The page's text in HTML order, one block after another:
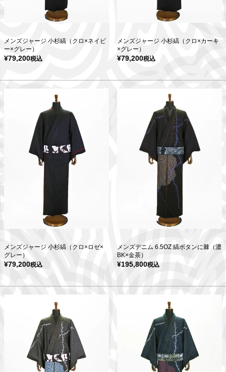
メンズジャージ 小杉縞（クロ×ネイビ
ー×グレー）
¥79,200税込
メンズジャージ 小杉縞（クロ×カーキ
×グレー）
¥79,200税込
メンズジャージ 小杉縞（クロ×ロゼ×
グレー）
¥79,200税込
メンズデニム 6.5OZ 縞ボタンに棘（濃
BK×金茶）
¥195,800税込